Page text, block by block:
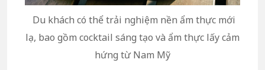
Du khách có thể trải nghiệm nền ẩm thực mới
lạ, bao gồm cocktail sáng tạo và ẩm thực lấy cảm
hứng từ Nam Mỹ